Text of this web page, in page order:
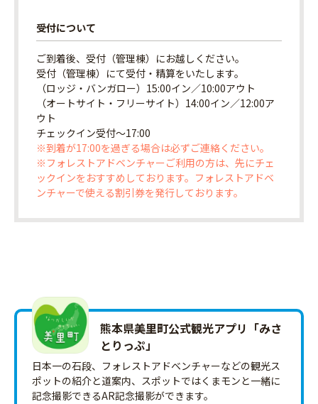
受付について
ご到着後、受付（管理棟）にお越しください。
受付（管理棟）にて受付・精算をいたします。
（ロッジ・バンガロー）15:00イン／10:00アウト
（オートサイト・フリーサイト）14:00イン／12:00ア
ウト
チェックイン受付〜17:00
※到着が17:00を過ぎる場合は必ずご連絡ください。
※フォレストアドベンチャーご利用の方は、先にチェ
ックインをおすすめしております。フォレストアドベ
ンチャーで使える割引券を発行しております。
熊本県美里町公式観光アプリ「みさ
とりっ‪ぷ‬」
日本一の石段、フォレストアドベンチャーなどの観光ス
ポットの紹介と道案内、スポットではくまモンと一緒に
記念撮影できるAR記念撮影ができます。